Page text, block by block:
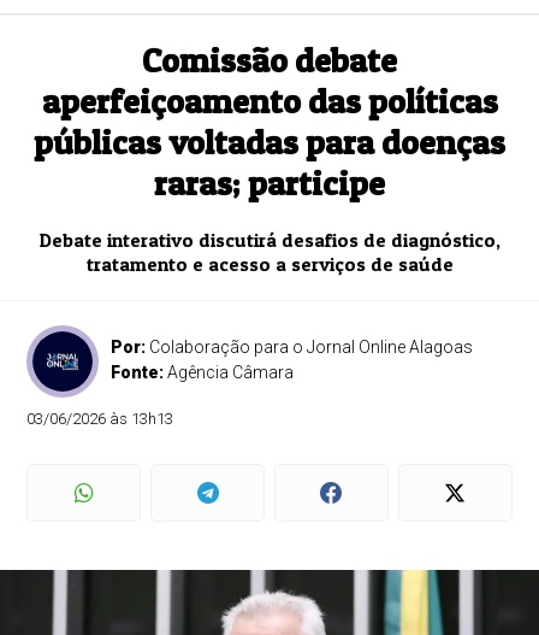
Comissão debate
aperfeiçoamento das políticas
públicas voltadas para doenças
raras; participe
Debate interativo discutirá desafios de diagnóstico,
tratamento e acesso a serviços de saúde
Por: Colaboração para o Jornal Online Alagoas
Fonte:Agência Câmara
03/06/2026 às 13h13